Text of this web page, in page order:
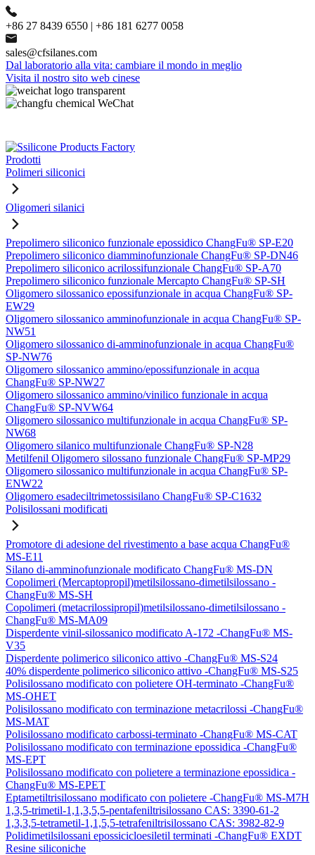
+86 27 8439 6550 | +86 181 6277 0058
sales@cfsilanes.com
Dal laboratorio alla vita: cambiare il mondo in meglio
Visita il nostro sito web cinese
Prodotti
Polimeri siliconici
Oligomeri silanici
Prepolimero siliconico funzionale epossidico ChangFu® SP-E20
Prepolimero siliconico diamminofunzionale ChangFu® SP-DN46
Prepolimero siliconico acrilossifunzionale ChangFu® SP-A70
Prepolimero siliconico funzionale Mercapto ChangFu® SP-SH
Oligomero silossanico epossifunzionale in acqua ChangFu® SP-
EW29
Oligomero silossanico amminofunzionale in acqua ChangFu® SP-
NW51
Oligomero silossanico di-amminofunzionale in acqua ChangFu®
SP-NW76
Oligomero silossanico ammino/epossifunzionale in acqua
ChangFu® SP-NW27
Oligomero silossanico ammino/vinilico funzionale in acqua
ChangFu® SP-NVW64
Oligomero silossanico multifunzionale in acqua ChangFu® SP-
NW68
Oligomero silanico multifunzionale ChangFu® SP-N28
Metilfenil Oligomero silossano funzionale ChangFu® SP-MP29
Oligomero silossanico multifunzionale in acqua ChangFu® SP-
ENW22
Oligomero esadeciltrimetossisilano ChangFu® SP-C1632
Polisilossani modificati
Promotore di adesione del rivestimento a base acqua ChangFu®
MS-E11
Silano di-amminofunzionale modificato ChangFu® MS-DN
Copolimeri (Mercaptopropil)metilsilossano-dimetilsilossano -
ChangFu® MS-SH
Copolimeri (metacrilossipropil)metilsilossano-dimetilsilossano -
ChangFu® MS-MA09
Disperdente vinil-silossanico modificato A-172 -ChangFu® MS-
V35
Disperdente polimerico siliconico attivo -ChangFu® MS-S24
40% disperdente polimerico siliconico attivo -ChangFu® MS-S25
Polisilossano modificato con polietere OH-terminato -ChangFu®
MS-OHET
Polisilossano modificato con terminazione metacrilossi -ChangFu®
MS-MAT
Polisilossano modificato carbossi-terminato -ChangFu® MS-CAT
Polisilossano modificato con terminazione epossidica -ChangFu®
MS-EPT
Polisilossano modificato con polietere a terminazione epossidica -
ChangFu® MS-EPET
Eptametiltrisilossano modificato con polietere -ChangFu® MS-M7H
1,3,5-trimetil-1,1,3,5,5-pentafeniltrisilossano CAS: 3390-61-2
1,3,3,5-tetrametil-1,1,5,5-tetrafeniltrisilossano CAS: 3982-82-9
Polidimetilsilossani epossicicloesiletil terminati -ChangFu® EXDT
Resine siliconiche